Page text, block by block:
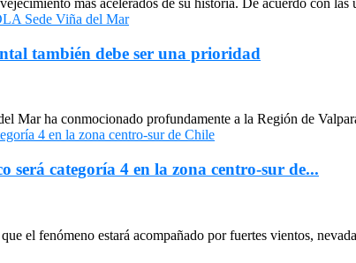
también debe ser una prioridad
Mar ha conmocionado profundamente a la Región de
será categoría 4 en la zona centro-sur de...
el fenómeno estará acompañado por fuertes vientos,